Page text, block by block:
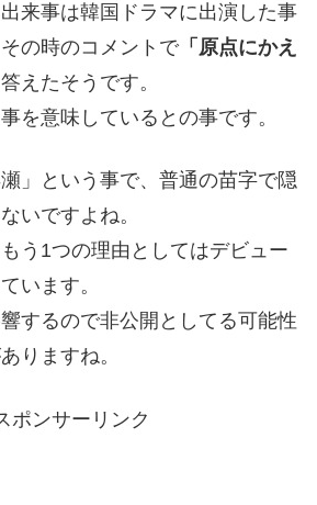
来事は韓国ドラマに出演した事
の時のコメントで「原点にかえ
えたそうです。
を意味しているとの事です。
」という事で、普通の苗字で隠
いですよね。
う1つの理由としてはデビュー
います。
するので非公開としてる可能性
りますね。
ポンサーリンク